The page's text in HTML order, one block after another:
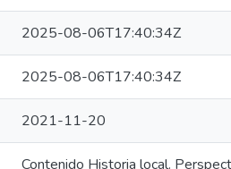
2025-08-06T17:40:34Z
2025-08-06T17:40:34Z
2021-11-20
Contenido Historia local.